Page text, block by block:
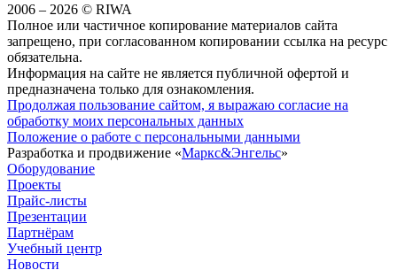
2006 – 2026 © RIWA
Полное или частичное копирование материалов сайта
запрещено, при согласованном копировании ссылка на ресурс
обязательна.
Информация на сайте не является публичной офертой и
предназначена только для ознакомления.
Продолжая пользование сайтом, я выражаю согласие на
обработку моих персональных данных
Положение о работе с персональными данными
Разработка и продвижение «Маркс&Энгельс»
Оборудование
Проекты
Прайс-листы
Презентации
Партнёрам
Учебный центр
Новости